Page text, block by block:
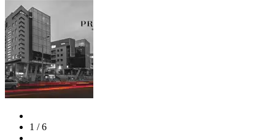
1 / 6